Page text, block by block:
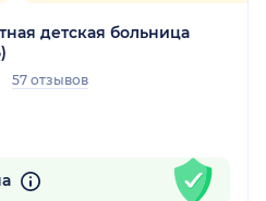
детская больница
57 отзывов